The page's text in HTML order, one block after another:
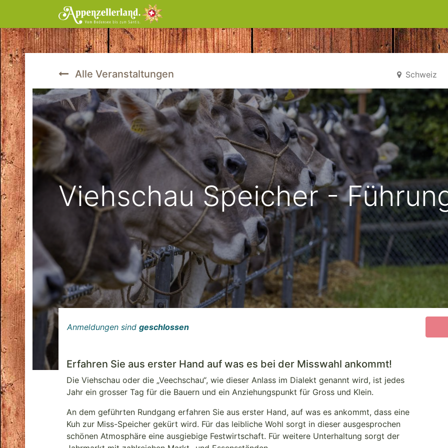
Alle Veranstaltungen Schweiz
Viehschau Speicher -
Anmeldungen sind geschlossen
Erfahren Sie aus erster Hand auf was es bei der Misswahl ankommt!
Die Viehschau oder die „Veechschau“, wie dieser Anlass im Dialekt genannt wird, ist jedes
Jahr ein grosser Tag für die Bauern und ein Anziehungspunkt für Gross und Klein.
An dem geführten Rundgang erfahren Sie aus erster Hand, auf was es ankommt, dass eine
Kuh zur Miss-Speicher gekürt wird. Für das leibliche Wohl sorgt in dieser ausgesprochen
schönen Atmosphäre eine ausgiebige Festwirtschaft. Für weitere Unterhaltung sorgt der